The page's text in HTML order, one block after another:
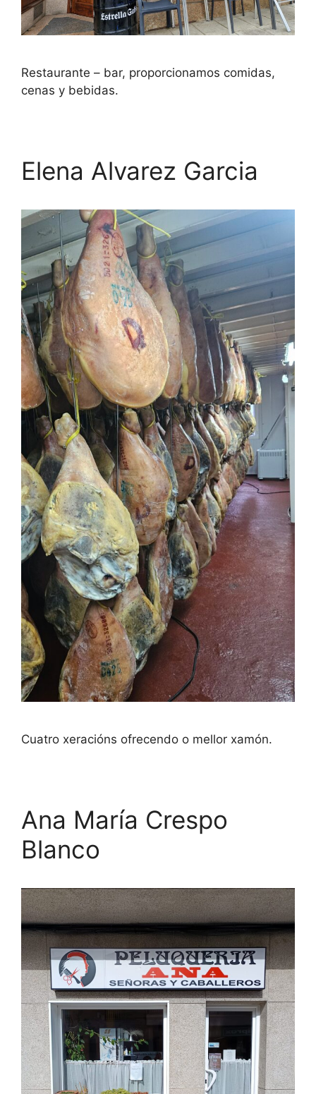
Restaurante – bar, proporcionamos comidas,
cenas y bebidas.
Elena Alvarez Garcia
Cuatro xeracións ofrecendo o mellor xamón.
Ana María Crespo
Blanco